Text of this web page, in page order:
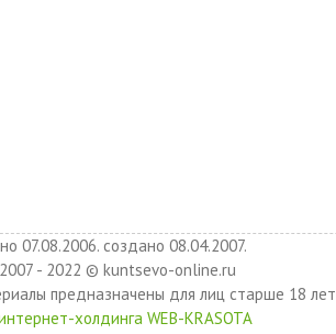
07.08.2006. создано 08.04.2007.
- 2022 © kuntsevo-online.ru
предназначены для лиц старше 18 лет
холдинга WEB-KRASOTA